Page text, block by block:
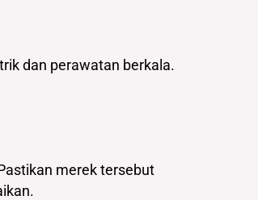
dan perawatan berkala.
merek tersebut